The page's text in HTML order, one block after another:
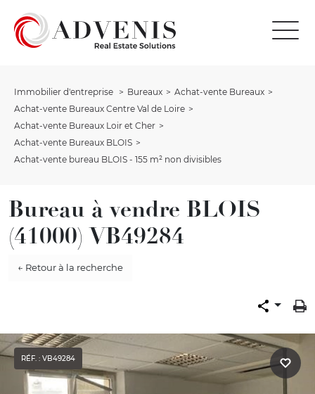
Immobilier d'entreprise Bureaux
Achat-vente Bureaux
Achat-vente Bureaux Centre Val de Loire
Achat-vente Bureaux Loir et Cher
Achat-vente Bureaux BLOIS
Achat-vente bureau BLOIS - 155 m² non divisibles
Bureau à vendre BLOIS
(41000) VB49284
← Retour à la recherche
RÉF. : VB49284